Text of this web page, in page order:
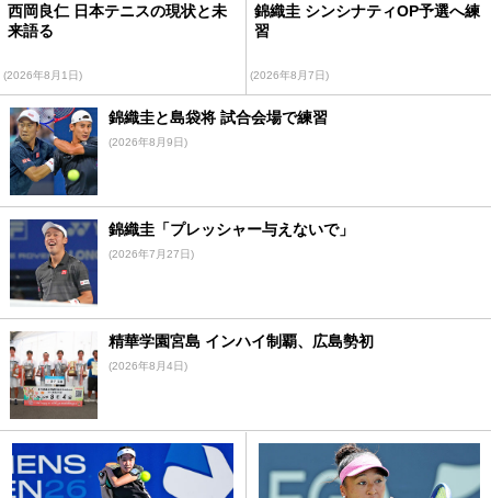
西岡良仁 日本テニスの現状と未
来語る
(2026年8月1日)
錦織圭 シンシナティOP予選へ練
習
(2026年8月7日)
錦織圭と島袋将 試合会場で練習
(2026年8月9日)
錦織圭「プレッシャー与えないで」
(2026年7月27日)
精華学園宮島 インハイ制覇、広島勢初
(2026年8月4日)